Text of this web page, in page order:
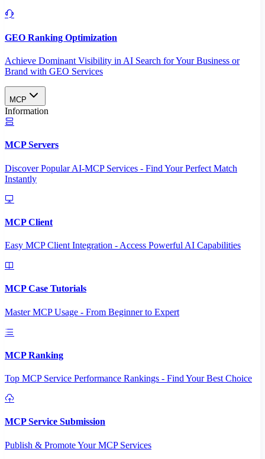
GEO Ranking Optimization
Achieve Dominant Visibility in AI Search for Your Business or
Brand with GEO Services​
MCP
Information
MCP Servers
Discover Popular AI-MCP Services - Find Your Perfect Match
Instantly
MCP Client
Easy MCP Client Integration - Access Powerful AI Capabilities
MCP Case Tutorials
Master MCP Usage - From Beginner to Expert
MCP Ranking
Top MCP Service Performance Rankings - Find Your Best Choice
MCP Service Submission
Publish & Promote Your MCP Services